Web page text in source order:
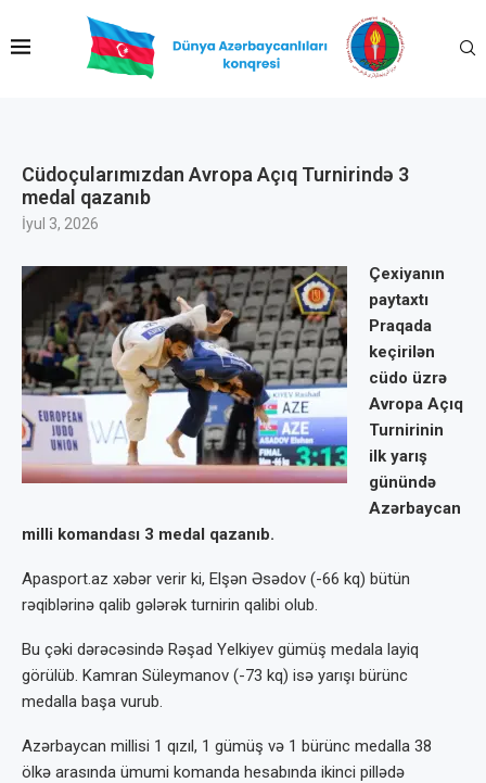
Cüdoçularımızdan Avropa Açıq Turnirində 3
medal qazanıb
İyul 3, 2026
Çexiyanın
paytaxtı
Praqada
keçirilən
cüdo üzrə
Avropa Açıq
Turnirinin
ilk yarış
günündə
Azərbaycan
milli komandası 3 medal qazanıb.
Apasport.az xəbər verir ki, Elşən Əsədov (-66 kq) bütün
rəqiblərinə qalib gələrək turnirin qalibi olub.
Bu çəki dərəcəsində Rəşad Yelkiyev gümüş medala layiq
görülüb. Kamran Süleymanov (-73 kq) isə yarışı bürünc
medalla başa vurub.
Azərbaycan millisi 1 qızıl, 1 gümüş və 1 bürünc medalla 38
ölkə arasında ümumi komanda hesabında ikinci pillədə